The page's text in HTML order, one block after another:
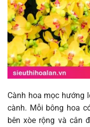
Cành hoa mọc hướng
cành. Mỗi bông hoa
bên xòe rộng và cân